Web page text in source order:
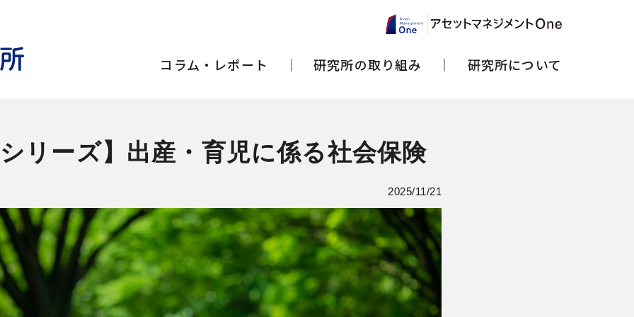
コラム・レポート 研究所の取り組み 研究所について
リーズ】出産・育児に係る社会保険
2025/11/21